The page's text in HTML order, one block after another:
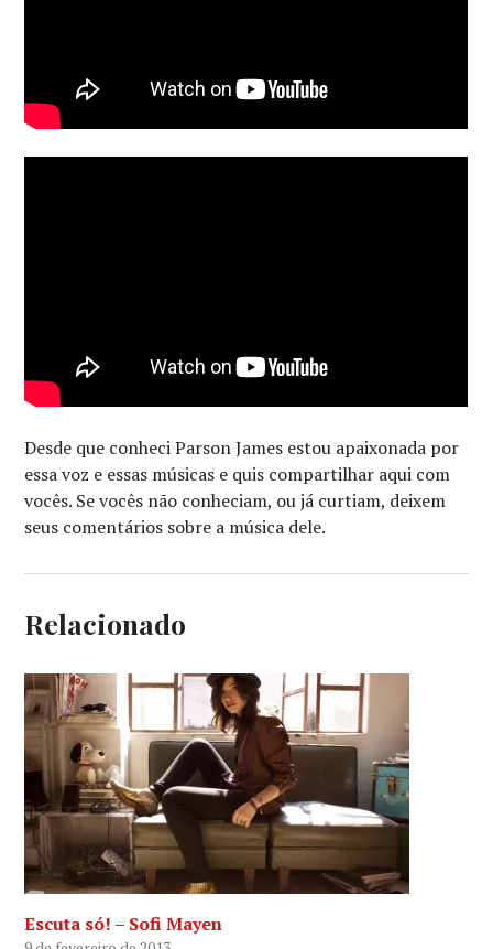
Desde que conheci Parson James estou apaixonada por
essa voz e essas músicas e quis compartilhar aqui com
vocês. Se vocês não conheciam, ou já curtiam, deixem
seus comentários sobre a música dele.
Relacionado
Escuta só! – Sofi Mayen